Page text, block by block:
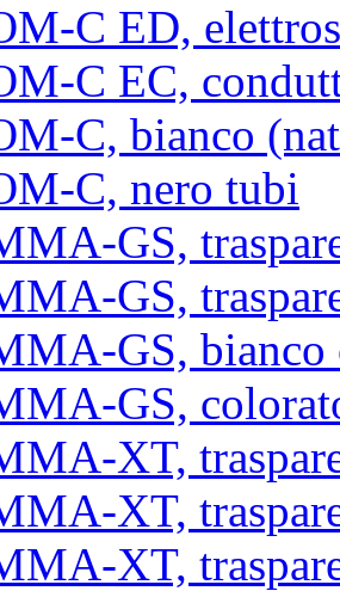
C ED,
C EC,
C, bianco
C, nero tubi
GS,
GS,
GS, bianco
GS,
XT,
XT,
XT,